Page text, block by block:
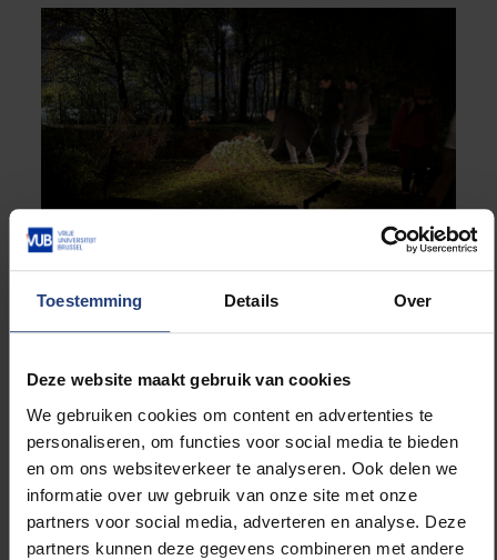
Toestemming Details Over
Deze website maakt gebruik van cookies
We gebruiken cookies om content en advertenties te
personaliseren, om functies voor social media te bieden
en om ons websiteverkeer te analyseren. Ook delen we
informatie over uw gebruik van onze site met onze
partners voor social media, adverteren en analyse. Deze
partners kunnen deze gegevens combineren met andere
Bloemen worden neergelegd bij het Monument van Troost ©